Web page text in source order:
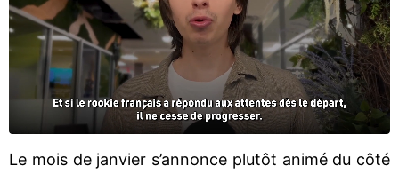
Le mois de janvier s’annonce plutôt animé du côté